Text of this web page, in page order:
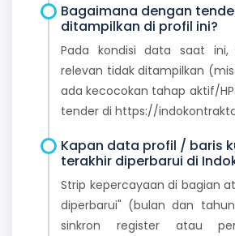
Bagaimana dengan tender
ditampilkan di profil ini?
Pada kondisi data saat ini,
relevan tidak ditampilkan
ada kecocokan tahap aktif/
tender di https://
Kapan data profil / baris
terakhir diperbarui di
Strip kepercayaan di bagian
diperbarui" (bulan dan
sinkron register atau